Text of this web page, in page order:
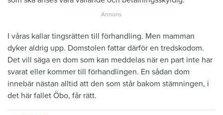
I våras kallar tingsrätten till förhandling. Men mamman
dyker aldrig upp. Domstolen fattar därför en tredskodom.
Det vill säga en dom som kan meddelas när en part inte har
svarat eller kommer till förhandlingen. En sådan dom
innebär nästan alltid att den som står bakom stämningen, i
det här fallet Öbo, får rätt.